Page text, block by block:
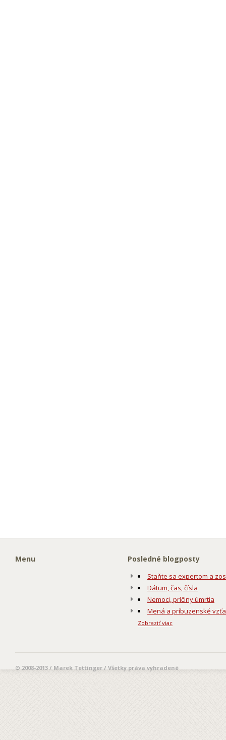
Menu Posledné blogposty
Staňte sa expertom a
Dátum, čas, čísla
Nemoci, príčiny úmrtia
Mená a príbuzenské
Zobraziť viac
© 2008-2013 / Marek Tettinger / Všetky práva vyhradené